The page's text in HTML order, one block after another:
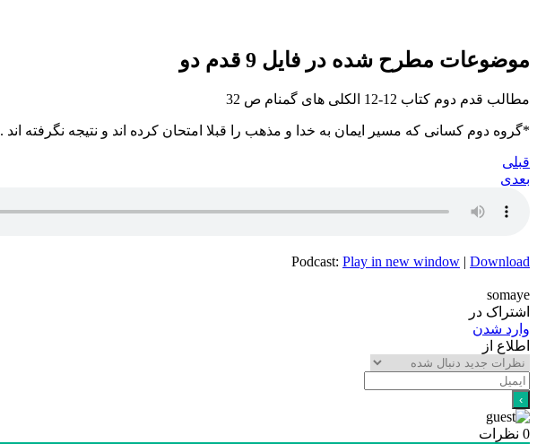
موضوعات مطرح شده در فایل 9 قدم دو
مطالب قدم دوم کتاب 12-12 الکلی های گمنام ص 32
*گروه دوم کسانی که مسیر ایمان به خدا و مذهب را قبلا امتحان کرده اند و نتیجه نگرفته اند .
قبلی
بعدی
Podcast: Play in new window | Download
somaye
اشتراک در
وارد شدن
اطلاع از
0 نظرات